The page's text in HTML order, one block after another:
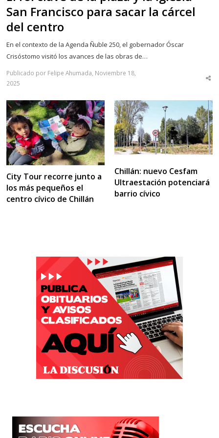
San Francisco para sacar la cárcel
del centro
En el contexto de la Agenda Ñuble 250, el gobernador Óscar
Crisóstomo visitó los avances de las obras de…
Publicado por Felipe Ahumada, Noviembre 18,
2025
City Tour recorre junto a
los más pequeños el
centro cívico de Chillán
Chillán: nuevo Cesfam
Ultraestación potenciará
barrio cívico